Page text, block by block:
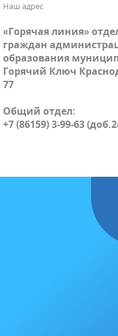
Наш адрес
«Горячая линия»
граждан
образования
Горячий Ключ
77
Общий отдел:
+7 (86159) 3-99-63